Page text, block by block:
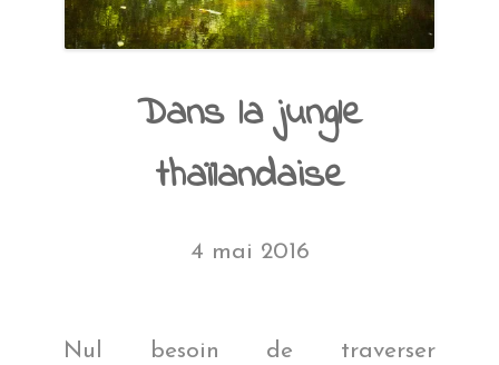
Dans la jungle
thaïlandaise
4 mai 2016
Nul besoin de traverser